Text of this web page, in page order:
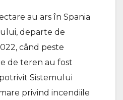
au ars în Spania
departe de
când peste
de teren au fost
Sistemului
privind incendiile